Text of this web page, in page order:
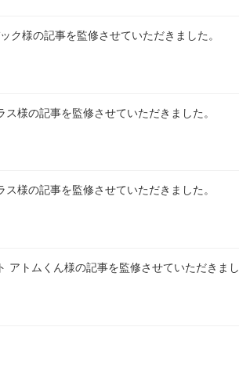
ク様の記事を監修させていただきました。
ス様の記事を監修させていただきました。
ス様の記事を監修させていただきました。
アトムくん様の記事を監修させていただきまし